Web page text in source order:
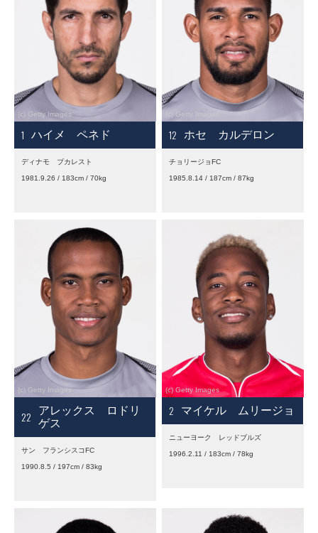
1 ハイメ ペネド
ディナモ ブカレスト
1981.9.26 / 183cm / 70kg
12 ホセ カルデロン
チョリージョFC
1985.8.14 / 187cm / 87kg
22
アレックス ロドリ
ゲス
サン フランシスコFC
1990.8.5 / 197cm / 83kg
2 マイケル ムリージョ
ニューヨーク レッドブルズ
1996.2.11 / 183cm / 78kg